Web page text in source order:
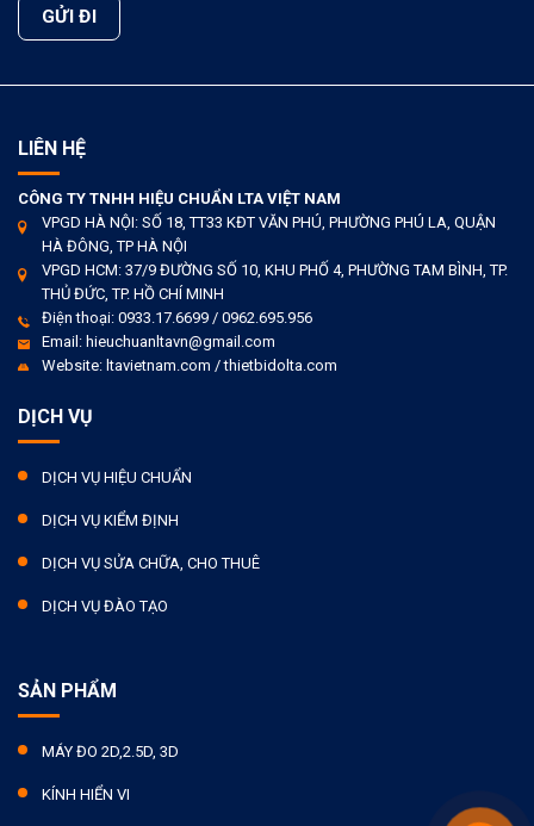
LIÊN HỆ
CÔNG TY TNHH HIỆU CHUẨN LTA VIỆT NAM
VPGD HÀ NỘI: SỐ 18, TT33 KĐT VĂN PHÚ, PHƯỜNG PHÚ LA, QUẬN
HÀ ĐÔNG, TP HÀ NỘI
VPGD HCM: 37/9 ĐƯỜNG SỐ 10, KHU PHỐ 4, PHƯỜNG TAM BÌNH, TP.
THỦ ĐỨC, TP. HỒ CHÍ MINH
Điện thoại: 0933.17.6699 / 0962.695.956
Email: hieuchuanltavn@gmail.com
Website: ltavietnam.com / thietbidolta.com
DỊCH VỤ
DỊCH VỤ HIỆU CHUẨN
DỊCH VỤ KIỂM ĐỊNH
DỊCH VỤ SỬA CHỮA, CHO THUÊ
DỊCH VỤ ĐÀO TẠO
SẢN PHẨM
MÁY ĐO 2D,2.5D, 3D
KÍNH HIỂN VI